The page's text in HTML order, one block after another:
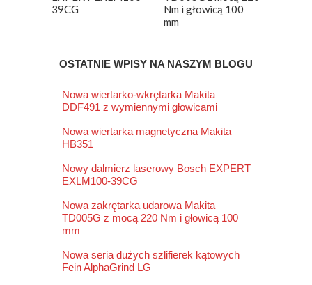
39CG
Nm i głowicą 100
mm
OSTATNIE WPISY NA NASZYM BLOGU
Nowa wiertarko-wkrętarka Makita
DDF491 z wymiennymi głowicami
Nowa wiertarka magnetyczna Makita
HB351
Nowy dalmierz laserowy Bosch EXPERT
EXLM100-39CG
Nowa zakrętarka udarowa Makita
TD005G z mocą 220 Nm i głowicą 100
mm
Nowa seria dużych szlifierek kątowych
Fein AlphaGrind LG